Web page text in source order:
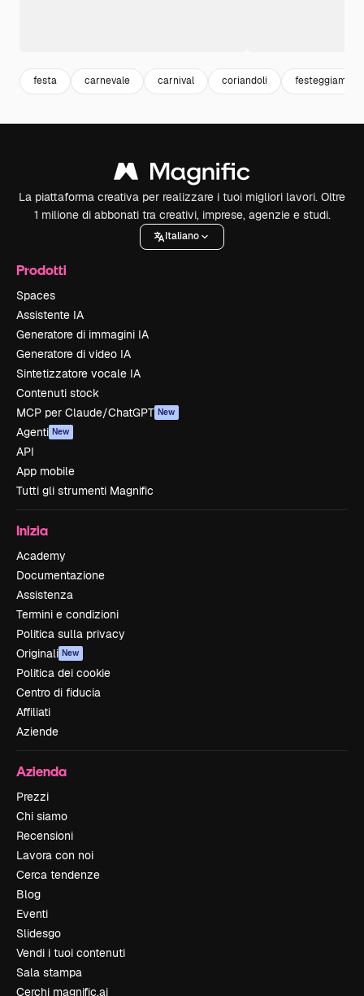
festa carnevale carnival coriandoli festeggiamenti
La piattaforma creativa per realizzare i tuoi migliori lavori. Oltre
1 milione di abbonati tra creativi, imprese, agenzie e studi.
Italiano
Prodotti
Spaces
Assistente IA
Generatore di immagini IA
Generatore di video IA
Sintetizzatore vocale IA
Contenuti stock
MCP per Claude/ChatGPT New
Agenti New
API
App mobile
Tutti gli strumenti Magnific
Inizia
Academy
Documentazione
Assistenza
Termini e condizioni
Politica sulla privacy
Originali New
Politica dei cookie
Centro di fiducia
Affiliati
Aziende
Azienda
Prezzi
Chi siamo
Recensioni
Lavora con noi
Cerca tendenze
Blog
Eventi
Slidesgo
Vendi i tuoi contenuti
Sala stampa
Cerchi magnific.ai